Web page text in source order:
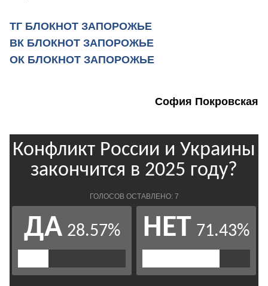
ТГ БЛОКНОТ ЗАПОРОЖЬЕ
ВК БЛОКНОТ ЗАПОРОЖЬЕ
ОК БЛОКНОТ ЗАПОРОЖЬЕ
София Покровская